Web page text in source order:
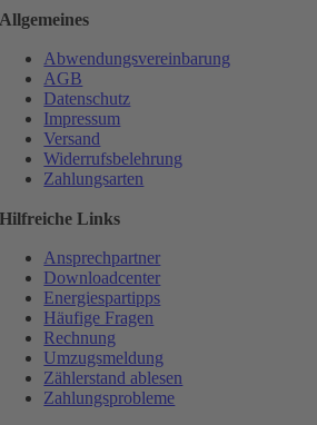
Allgemeines
Abwendungsvereinbarung
AGB
Datenschutz
Impressum
Versand
Widerrufsbelehrung
Zahlungsarten
Hilfreiche Links
Ansprechpartner
Downloadcenter
Energiespartipps
Häufige Fragen
Rechnung
Umzugsmeldung
Zählerstand ablesen
Zahlungsprobleme